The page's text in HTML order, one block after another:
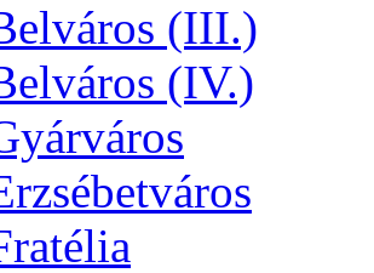
(III.)
(IV.)